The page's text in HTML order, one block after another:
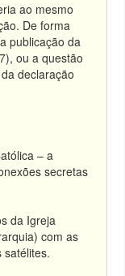
ao mesmo
De forma
publicação da
ou a questão
declaração
– a
secretas
da Igreja
com as
satélites.